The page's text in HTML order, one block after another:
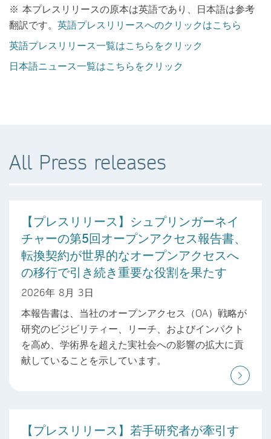
※ 本プレスリリースの原本は英語であり、日本語は参考
翻訳です。 英語プレスリリースへのクリックはこちら
英語プレスリリース一覧はこちらをクリック
日本語ニュース一覧はこちらをクリック
All Press releases
【プレスリリース】シュプリンガーネイ
チャーの第5回オープンアクセス報告書、
転換契約が世界的なオープンアクセスへ
の移行で引き続き重要な役割を果たす
2026年 8月 3日
本報告書は、当社のオープンアクセス（OA）戦略が
研究のビジビリティー、リーチ、およびインパクト
を高め、学術界を超えた実社会への影響の拡大に貢
献していることを示しています。
【プレスリリース】若手研究者が牽引す